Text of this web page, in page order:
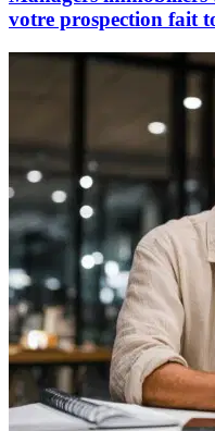
votre prospection fait